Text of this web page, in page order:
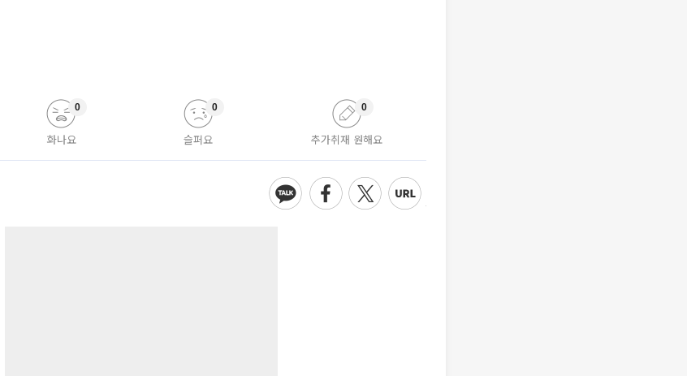
화나요
0
슬퍼요
0
추가취재 원해요
0